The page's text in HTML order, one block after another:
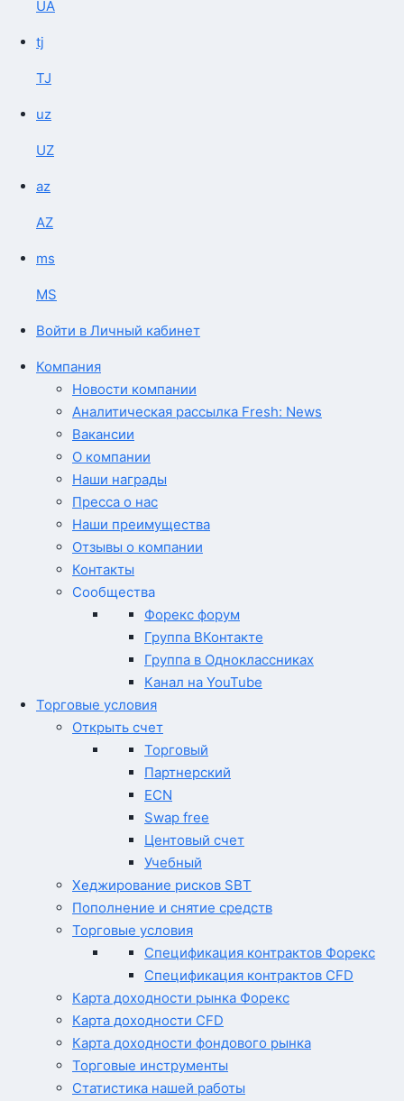
UA
tj
TJ
uz
UZ
az
AZ
ms
MS
Войти в Личный кабинет
Компания
Новости компании
Аналитическая рассылка Fresh: News
Вакансии
О компании
Наши награды
Пресса о нас
Наши преимущества
Отзывы о компании
Контакты
Сообщества
Форекс форум
Группа ВКонтакте
Группа в Одноклассниках
Канал на YouTube
Торговые условия
Открыть счет
Торговый
Партнерский
ECN
Swap free
Центовый счет
Учебный
Хеджирование рисков SBT
Пополнение и снятие средств
Торговые условия
Спецификация контрактов Форекс
Спецификация контрактов CFD
Карта доходности рынка Форекс
Карта доходности CFD
Карта доходности фондового рынка
Торговые инструменты
Статистика нашей работы